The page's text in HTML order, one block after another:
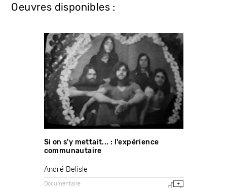
Oeuvres disponibles :
Si on s'y mettait... : l'expérience
communautaire
André Delisle
Documentaire